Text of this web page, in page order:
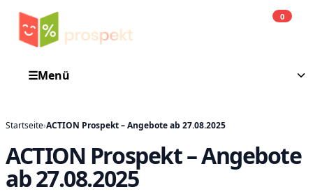
0
☰Menü
Startseite›ACTION Prospekt – Angebote ab 27.08.2025
ACTION Prospekt – Angebote
ab 27.08.2025